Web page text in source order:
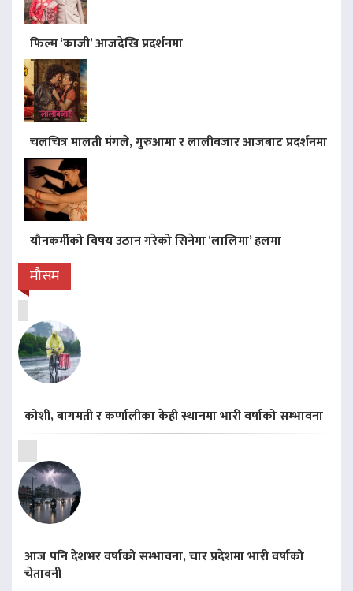
फिल्म ‘काजी’ आजदेखि प्रदर्शनमा
चलचित्र मालती मंगले, गुरुआमा र लालीबजार आजबाट प्रदर्शनमा
यौनकर्मीको विषय उठान गरेको सिनेमा ‘लालिमा’ हलमा
मौसम
कोशी, बागमती र कर्णालीका केही स्थानमा भारी वर्षाको सम्भावना
आज पनि देशभर वर्षाको सम्भावना, चार प्रदेशमा भारी वर्षाको
चेतावनी